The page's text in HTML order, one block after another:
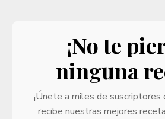
¡No te
ninguna
¡Únete a miles de suscriptores
recibe nuestras mejores